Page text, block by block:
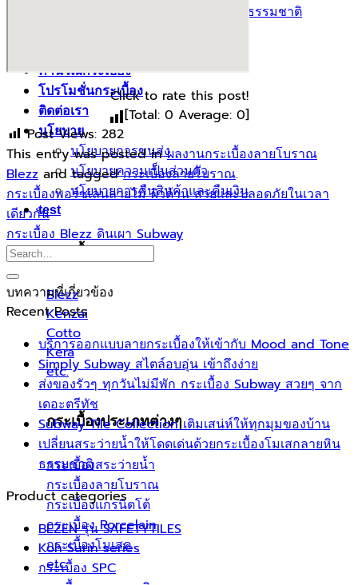
กระเบื้องพอร์ชเลน เลียนเเบบหินธรรมชาติ
คำนวณกระเบื้อง
โปรโมชั่นกระเบื้อง
ติดต่อเรา
นโยบาย
นโยบายการขนส่ง
นโยบายความเป็นส่วนตัว
นโยบายการคืนสินค้าและคืนเงิน
test
กระเบื้อง Brand
Blezz
Kenzai
Cotto
Kera
etc.
กระเบื้องประเภทต่างๆ
กระเบื้องสระว่ายน้ำ
กระเบื้องลายโบราณ
กระเบื้องแกรนิตโต้
กระเบื้อง Porcelain
กระเบื้องโมเสค
etc.
Click to rate this post!
[Total: 0 Average: 0]
Post Views: 282
This entry was posted inผลงานกระเบื้องลายโบราณ
Blezz and taggedกระเบื้องลายโบราณ.
กระเบื้องพอร์ซเลนลายไม้ ผิวด้าน สวยและปลอดภัยในเวลา
เดียวกัน
กระเบื้อง Blezz ดินเผา Subway
บทความที่เกี่ยวข้อง
Recent Posts
บริการออกแบบลายกระเบื้องให้เข้ากับ Mood and Tone
Simply Subway สไตล์อบอุ่น เข้าถึงง่าย
ส่งของรัวๆ ทุกวันไม่มีพัก กระเบื้อง Subway สวยๆ จาก
เดอะตรีทัช
Subway Tile Collection เติมเสน่ห์ให้ทุกมุมของบ้าน
เปลี่ยนสระว่ายน้ำให้โดดเด่นด้วยกระเบื้องโมเสกลายหิน
ธรรมชาติ
Product categories
BEZEN รุ่น SAFETYTILES
Koh Surin series
กระเบื้อง SPC